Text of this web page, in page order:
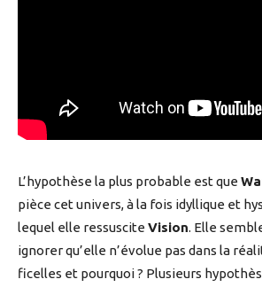
L’hypothèse la plus probable est que
pièce cet univers, à la fois idyllique et
lequel elle ressuscite Vision. Elle
ignorer qu’elle n’évolue pas dans la
ficelles et pourquoi ? Plusieurs